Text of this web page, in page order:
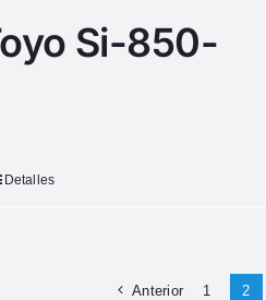
Si-850-
Detalles
Anterior 1 2